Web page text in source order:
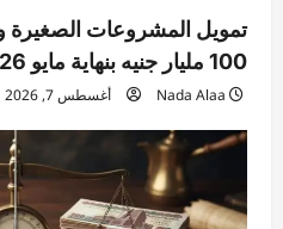
تمويل المشروعات الصغيرة
100 مليار جنيه بنهاية مايو 2026
Nada Alaa أغسطس 7, 2026